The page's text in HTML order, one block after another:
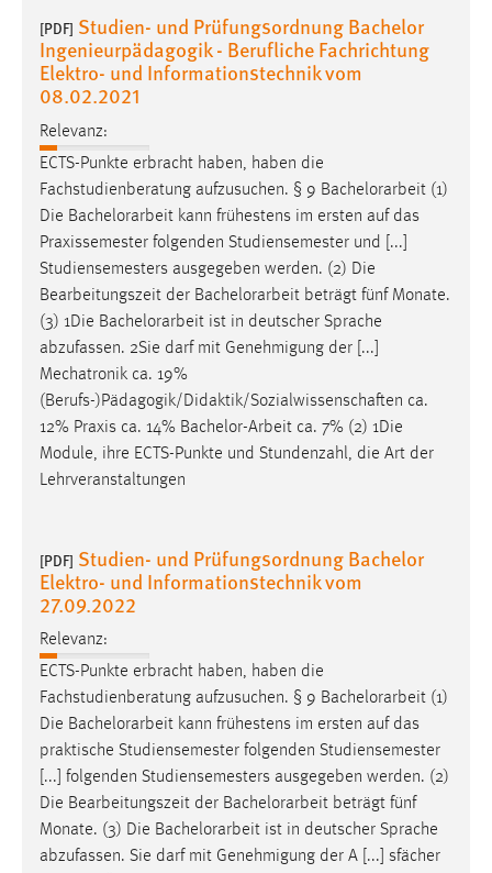
[PDF] Studien- und Prüfungsordnung Bachelor
Ingenieurpädagogik - Berufliche Fachrichtung
Elektro- und Informationstechnik vom
08.02.2021
Relevanz:
ECTS-Punkte erbracht haben, haben die
Fachstudienberatung aufzusuchen. § 9 Bachelorarbeit (1)
Die Bachelorarbeit kann frühestens im ersten auf das
Praxissemester folgenden Studiensemester und [...]
Studiensemesters ausgegeben werden. (2) Die
Bearbeitungszeit der Bachelorarbeit beträgt fünf Monate.
(3) 1Die Bachelorarbeit ist in deutscher Sprache
abzufassen. 2Sie darf mit Genehmigung der [...]
Mechatronik ca. 19%
(Berufs-)Pädagogik/Didaktik/Sozialwissenschaften ca.
12% Praxis ca. 14% Bachelor-Arbeit ca. 7% (2) 1Die
Module, ihre ECTS-Punkte und Stundenzahl, die Art der
Lehrveranstaltungen
[PDF] Studien- und Prüfungsordnung Bachelor
Elektro- und Informationstechnik vom
27.09.2022
Relevanz:
ECTS-Punkte erbracht haben, haben die
Fachstudienberatung aufzusuchen. § 9 Bachelorarbeit (1)
Die Bachelorarbeit kann frühestens im ersten auf das
praktische Studiensemester folgenden Studiensemester
[...] folgenden Studiensemesters ausgegeben werden. (2)
Die Bearbeitungszeit der Bachelorarbeit beträgt fünf
Monate. (3) Die Bachelorarbeit ist in deutscher Sprache
abzufassen. Sie darf mit Genehmigung der A [...] sfächer
Conversion-Tracking
Cookie Laufzeit:
3 Monate
Facebook Pixel
Name:
_fbp
Anbieter:
Zweck:
Conversion-Tracking
Cookie Laufzeit:
3 Monate
Plattformen anzeigen zu können, werden von diesen
externen Medien Cookies gesetzt.
YouTube
Vimeo